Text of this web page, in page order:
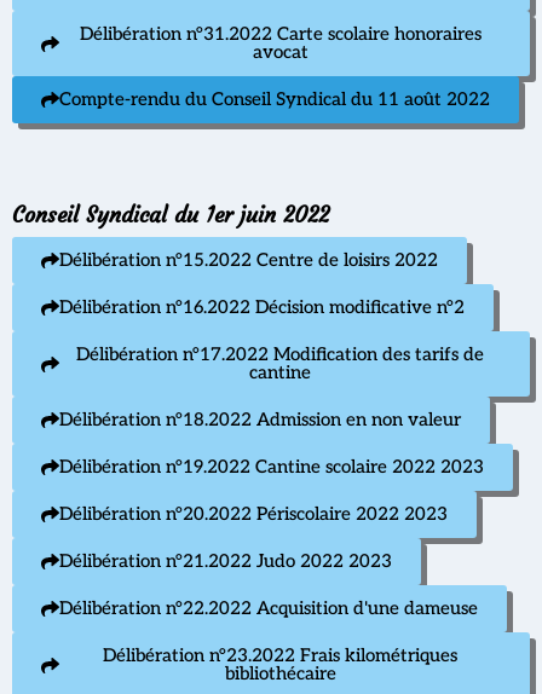
Délibération n°31.2022 Carte scolaire honoraires
avocat
Compte-rendu du Conseil Syndical du 11 août 2022
Conseil Syndical du 1er juin 2022
Délibération n°15.2022 Centre de loisirs 2022
Délibération n°16.2022 Décision modificative n°2
Délibération n°17.2022 Modification des tarifs de
cantine
Délibération n°18.2022 Admission en non valeur
Délibération n°19.2022 Cantine scolaire 2022 2023
Délibération n°20.2022 Périscolaire 2022 2023
Délibération n°21.2022 Judo 2022 2023
Délibération n°22.2022 Acquisition d'une dameuse
Délibération n°23.2022 Frais kilométriques
bibliothécaire